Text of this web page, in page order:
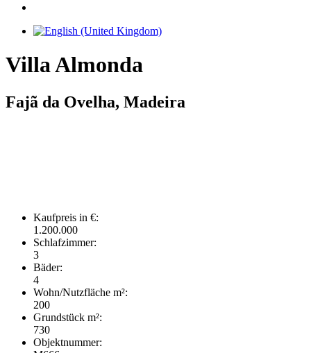
Villa Almonda
Fajã da Ovelha, Madeira
Kaufpreis in €:
1.200.000
Schlafzimmer:
3
Bäder:
4
Wohn/Nutzfläche m²:
200
Grundstück m²:
730
Objektnummer: